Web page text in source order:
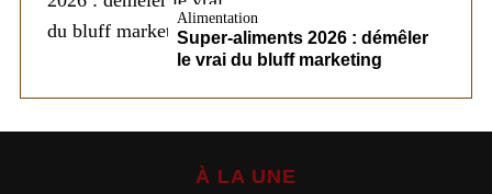
Alimentation
Super-aliments 2026 : démêler
le vrai du bluff marketing
À LA UNE